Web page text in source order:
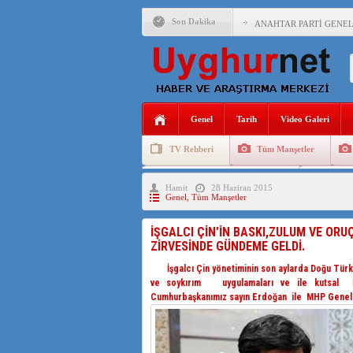
Son Dakika ANAHTAR PARTİ
ÇİN’İN DOĞU
DİYANET AKADEMİSİ
150 YILDIR
ÇİN’İN UYGUR
ÇİN’İN ANKARA
İŞGALCİ ÇİN’DEN
SAADET PARTİSİ İLÇE
İŞGALCİ ÇİN,DOĞU
Genel Tarih Video Galeri
TV Rehberi Tüm Manşetler
Uygurlarda Düğün ve Cenaze
Hamit
28 Haziran 2015
Genel Tüm Manşetler
İŞGALCI ÇİN’İN BASKI,ZULUM VE
ZİRVESİNDE GÜNDEME GELDİ.
İşgalcı Çin yönetiminin son aylarda Doğu
ve soykırım uygulamaları ve ile kutsal
Cumhurbaşkanımız sayın Erdoğan ile MHP